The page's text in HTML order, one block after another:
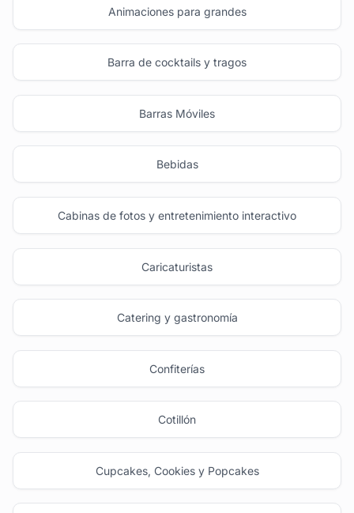
Animaciones para grandes
Barra de cocktails y tragos
Barras Móviles
Bebidas
Cabinas de fotos y entretenimiento interactivo
Caricaturistas
Catering y gastronomía
Confiterías
Cotillón
Cupcakes, Cookies y Popcakes